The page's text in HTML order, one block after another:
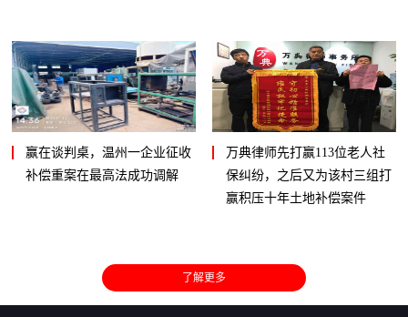
赢在谈判桌，温州一企业征收
补偿重案在最高法成功调解
万典律师先打赢113位老人社
保纠纷，之后又为该村三组打
赢积压十年土地补偿案件
了解更多